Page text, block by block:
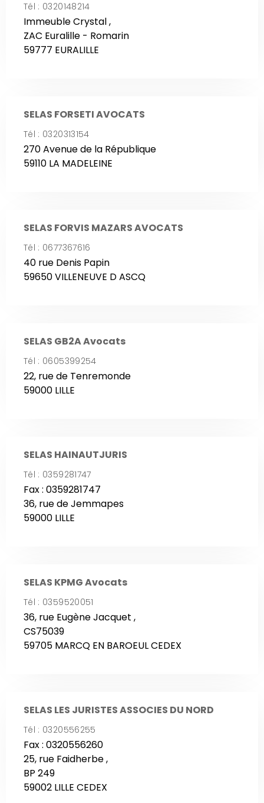
Tél : 0320148214
Immeuble Crystal ,
ZAC Euralille - Romarin
59777 EURALILLE
SELAS FORSETI AVOCATS
Tél : 0320313154
270 Avenue de la République
59110 LA MADELEINE
SELAS FORVIS MAZARS AVOCATS
Tél : 0677367616
40 rue Denis Papin
59650 VILLENEUVE D ASCQ
SELAS GB2A Avocats
Tél : 0605399254
22, rue de Tenremonde
59000 LILLE
SELAS HAINAUTJURIS
Tél : 0359281747
Fax : 0359281747
36, rue de Jemmapes
59000 LILLE
SELAS KPMG Avocats
Tél : 0359520051
36, rue Eugène Jacquet ,
CS75039
59705 MARCQ EN BAROEUL CEDEX
SELAS LES JURISTES ASSOCIES DU NORD
Tél : 0320556255
Fax : 0320556260
25, rue Faidherbe ,
BP 249
59002 LILLE CEDEX